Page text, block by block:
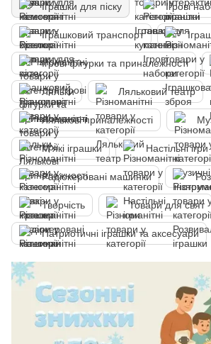
Іграшки для піску Ігрові
Іграшковий транспорт
Ігрові фігурки та приналежності
Ляльки Ляльковий театр
Лялькові приналежності
М'які іграшки Настільні ігри
Радіокеровані машинки
Творчість Товари для свят
Патриотичні іграшки та аксесуари